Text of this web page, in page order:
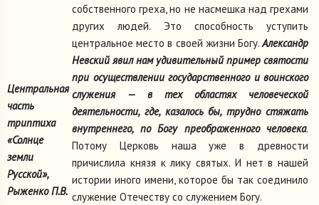
Центральная
часть
триптиха
«Солнце
земли
Русской»,
Рыженко П.В.
собственного греха, но не насмешка над грехами
других людей. Это способность уступить
центральное место в своей жизни Богу.Александр
Невский явил нам удивительный пример святости
при осуществлении государственного и воинского
служения — в тех областях человеческой
деятельности, где, казалось бы, трудно стяжать
внутреннего, по Богу преображенного человека.
Потому Церковь наша уже в древности
причислила князя к лику святых. И нет в нашей
истории иного имени, которое бы так соединило
служение Отечеству со служением Богу.